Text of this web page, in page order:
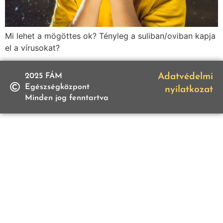
Mi lehet a mögöttes ok? Tényleg a suliban/oviban kapja
el a vírusokat?
2025 FÁM
Egészségközpont
Minden jog fenntartva
Adatvédelmi
nyilatkozat